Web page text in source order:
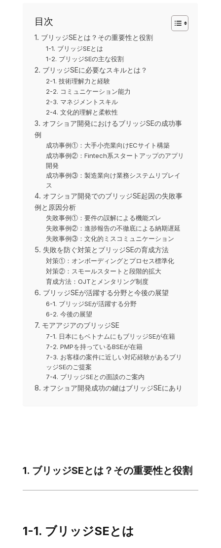
目次
1. ブリッジSEとは？その重要性と役割
1-1. ブリッジSEとは
1-2. ブリッジSEの主な役割
2. ブリッジSEに必要なスキルとは？
2-1. 技術理解力と経験
2-2. コミュニケーション能力
2-3. マネジメントスキル
2-4. 文化的理解と柔軟性
3. オフショア開発におけるブリッジSEの成功事
例
成功事例①：大手小売業向けECサイト構築
成功事例②：Fintech系スタートアップのアプリ
開発
成功事例③：製造業向け業務システムリプレイ
ス
4. オフショア開発でのブリッジSE起因の失敗事
例と原因分析
失敗事例①：要件の誤解による機能ズレ
失敗事例②：進捗報告の不徹底による納期遅延
失敗事例③：文化的ミスコミュニケーション
5. 失敗を防ぐ対策とブリッジSEの育成方法
対策①：オンボーディングとプロセス標準化
対策②：スモールスタートと段階的拡大
育成方法：OJTとメンタリング制度
6. ブリッジSEが活躍する分野と今後の展望
6-1. ブリッジSEが活躍する分野
6-2. 今後の展望
7. モアアジアのブリッジSE
7-1. 日本にもベトナムにもブリッジSEが在籍
7-2. PMPを持っているBSEが在籍
7-3. お客様の案件に近しい対応経験があるブリ
ッジSEのご提案
7-4. ブリッジSEとの面談のご案内
8. オフショア開発成功の鍵はブリッジSEにあり
1. ブリッジSEとは？その重要性と役割
1-1. ブリッジSEとは